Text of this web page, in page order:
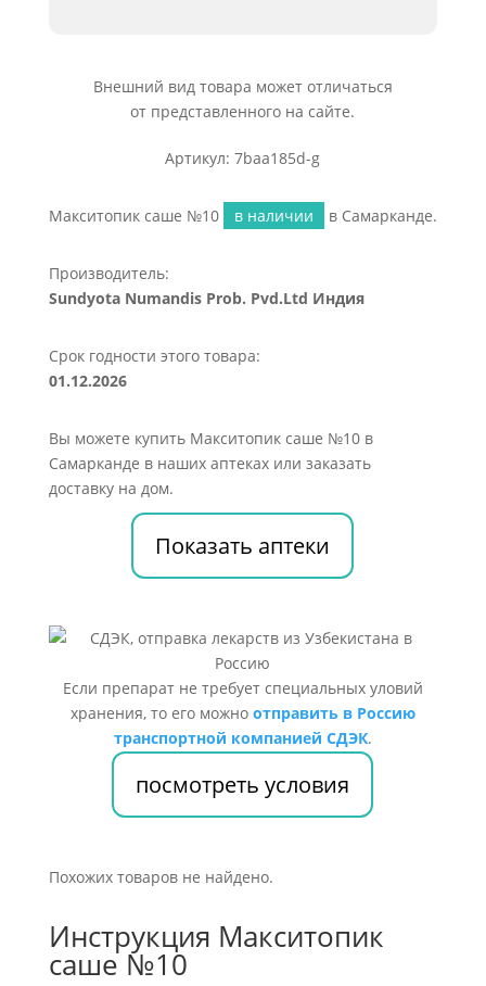
Внешний вид товара может отличаться
от представленного на сайте.
Артикул: 7baa185d-g
Макситопик саше №10 в наличии в Самарканде.
Производитель:
Sundyota Numandis Prob. Pvd.Ltd Индия
Срок годности этого товара:
01.12.2026
Вы можете купить Макситопик саше №10 в
Самарканде в наших аптеках или заказать
доставку на дом.
Показать аптеки
Если препарат не требует специальных уловий
хранения, то его можно отправить в Россию
транспортной компанией СДЭК.
посмотреть условия
Похожих товаров не найдено.
Инструкция Макситопик
саше №10